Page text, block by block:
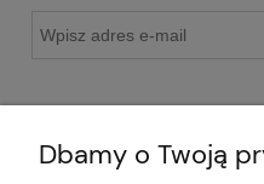
Dbamy o Twoją